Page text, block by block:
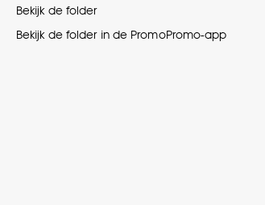
Bekijk de folder
Bekijk de folder in de PromoPromo-app